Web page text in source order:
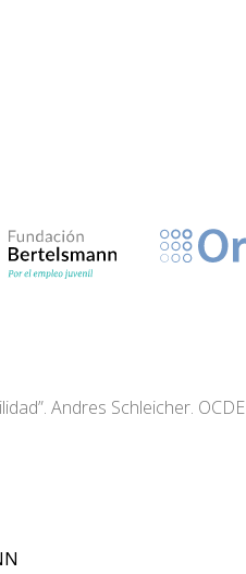
Andres Schleicher. OCDE